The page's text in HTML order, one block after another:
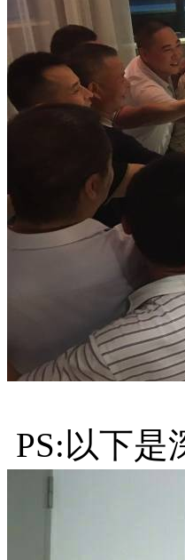
PS:以下是